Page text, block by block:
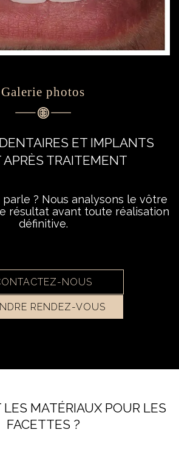
Galerie photos
ET IMPLANTS
APRÈS TRAITEMENT
? Nous analysons le vôtre
résultat avant toute réalisation
définitive.
NOUS
RENDEZ-VOUS
MATÉRIAUX POUR LES
FACETTES ?